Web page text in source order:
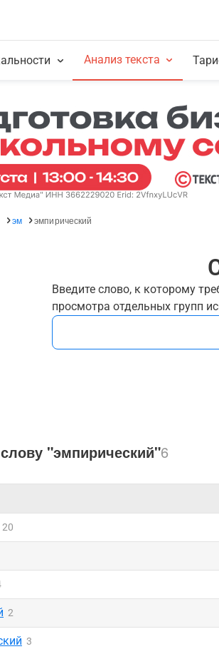
Анализ текста
эм эмпирический
Введите слово, к которому
просмотра отдельных групп
"эмпирический"6
20
2
3